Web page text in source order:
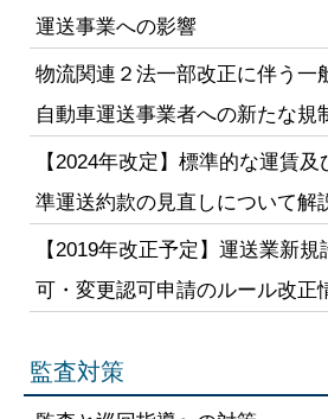
運送事業への影響
物流関連２法一部改正に伴う一
自動車運送事業者への新たな規
【2024年改定】標準的な運賃及
準運送約款の見直しについて解
【2019年改正予定】運送業新規
可・変更認可申請のルール改正
監査対策